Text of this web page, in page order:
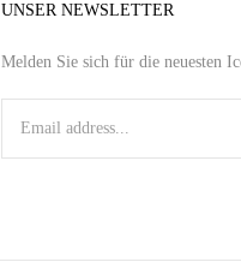
UNSER NEWSLETTER
Melden Sie sich für die neuesten